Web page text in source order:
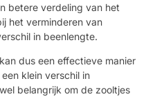
betere verdeling van het
het verminderen van
in beenlengte.
dus een effectieve manier
klein verschil in
belangrijk om de zooltjes